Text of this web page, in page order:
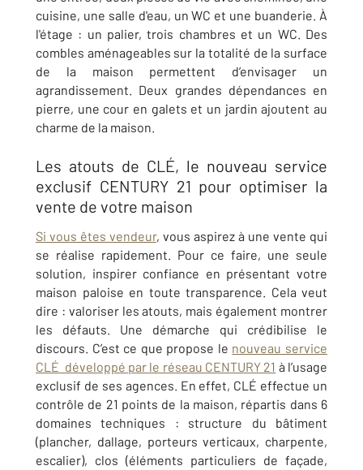
cuisine, une salle d'eau, un WC et une buanderie. À
l'étage : un palier, trois chambres et un WC. Des
combles aménageables sur la totalité de la surface
de la maison permettent d’envisager un
agrandissement. Deux grandes dépendances en
pierre, une cour en galets et un jardin ajoutent au
charme de la maison.
Les atouts de CLÉ, le nouveau service
exclusif CENTURY 21 pour optimiser la
vente de votre maison
Si vous êtes vendeur, vous aspirez à une vente qui
se réalise rapidement. Pour ce faire, une seule
solution, inspirer confiance en présentant votre
maison paloise en toute transparence. Cela veut
dire : valoriser les atouts, mais également montrer
les défauts. Une démarche qui crédibilise le
discours. C’est ce que propose le nouveau service
CLÉ développé par le réseau CENTURY 21 à l’usage
exclusif de ses agences. En effet, CLÉ effectue un
contrôle de 21 points de la maison, répartis dans 6
domaines techniques : structure du bâtiment
(plancher, dallage, porteurs verticaux, charpente,
escalier), clos (éléments particuliers de façade,